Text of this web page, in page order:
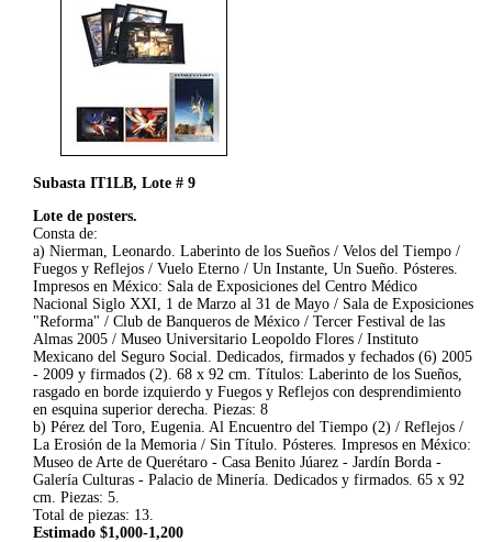
Subasta IT1LB, Lote # 9
Lote de posters.
Consta de:
a) Nierman, Leonardo. Laberinto de los Sueños / Velos del Tiempo /
Fuegos y Reflejos / Vuelo Eterno / Un Instante, Un Sueño. Pósteres.
Impresos en México: Sala de Exposiciones del Centro Médico
Nacional Siglo XXI, 1 de Marzo al 31 de Mayo / Sala de Exposiciones
"Reforma" / Club de Banqueros de México / Tercer Festival de las
Almas 2005 / Museo Universitario Leopoldo Flores / Instituto
Mexicano del Seguro Social. Dedicados, firmados y fechados (6) 2005
- 2009 y firmados (2). 68 x 92 cm. Títulos: Laberinto de los Sueños,
rasgado en borde izquierdo y Fuegos y Reflejos con desprendimiento
en esquina superior derecha. Piezas: 8
b) Pérez del Toro, Eugenia. Al Encuentro del Tiempo (2) / Reflejos /
La Erosión de la Memoria / Sin Título. Pósteres. Impresos en México:
Museo de Arte de Querétaro - Casa Benito Júarez - Jardín Borda -
Galería Culturas - Palacio de Minería. Dedicados y firmados. 65 x 92
cm. Piezas: 5.
Total de piezas: 13.
Estimado $1,000-1,200